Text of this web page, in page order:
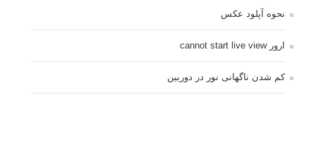
نحوه آپلود عکس
ارور cannot start live view
کم شدن ناگهانی نور در دوربین